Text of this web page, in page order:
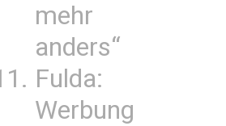
mehr
anders“
Fulda:
Werbung